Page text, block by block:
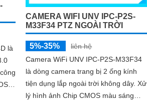
là
CAMERA WIFI UNV IPC-P2S-
M33F34 PTZ NGOÀI TRỜI
5%-35%
liên hệ
Camera WiFi UNV IPC-P2S-M33F34
là dòng camera trang bị 2 ống kính
tiện dụng lắp ngoài trời không dây. Xử
lý hình ảnh Chip CMOS màu sáng